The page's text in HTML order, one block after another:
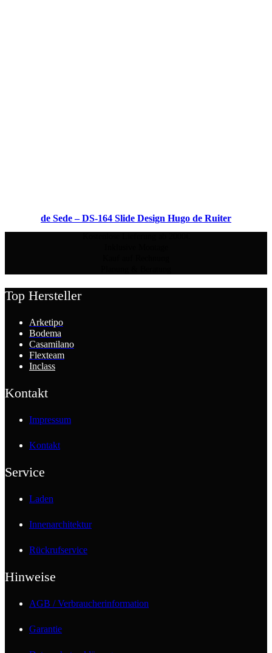
de Sede – DS-164 Slide Design Hugo de Ruiter
Top Hersteller
Arketipo
Bodema
Casamilano
Flexteam
Inclass
Kontakt
Impressum
Kontakt
Service
Laden
Innenarchitektur
Rückrufservice
Hinweise
AGB / Verbraucherinformation
Garantie